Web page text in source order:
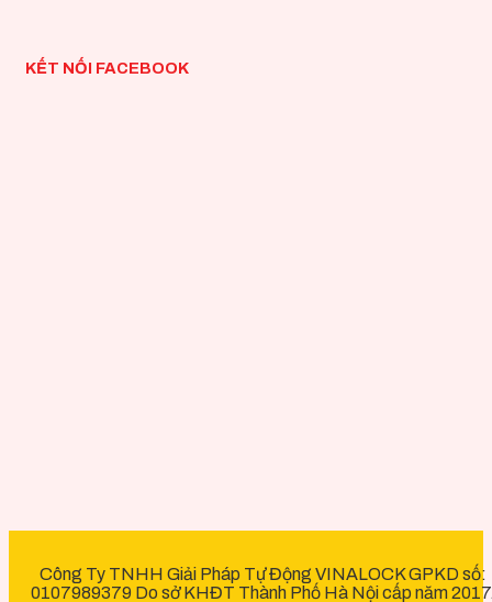
KẾT NỐI FACEBOOK
Công Ty TNHH Giải Pháp Tự Động VINALOCK GPKD số:
0107989379 Do sở KHĐT Thành Phố Hà Nội cấp năm